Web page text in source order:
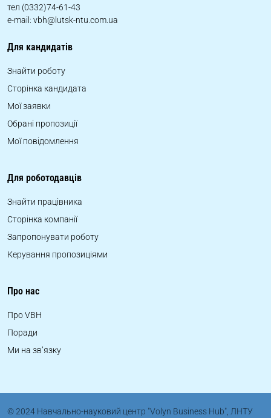
тел (0332)74-61-43
e-mail: vbh@lutsk-ntu.com.ua
Для кандидатів
Знайти роботу
Сторінка кандидата
Мої заявки
Обрані пропозиції
Мої повідомлення
Для роботодавців
Знайти працівника
Сторінка компанії
Запропонувати роботу
Керування пропозиціями
Про нас
Про VBH
Поради
Ми на зв’язку
© 2024 Навчально-науковий центр "Volyn Business Hub", ЛНТУ